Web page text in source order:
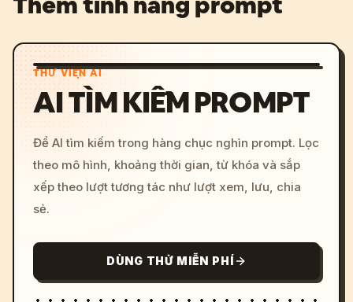
THƯ VIỆN AI
AI TÌM KIẾM PROMPT
Để AI tìm kiếm trong hàng chục nghìn prompt. Lọc
theo mô hình, khoảng thời gian, từ khóa và sắp
xếp theo lượt tương tác như lượt xem, lưu, chia
sẻ.
DÙNG THỬ MIỄN PHÍ